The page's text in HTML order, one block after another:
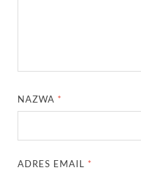
NAZWA *
ADRES EMAIL *